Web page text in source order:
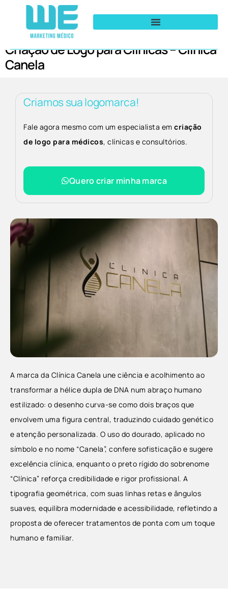
Criação de Logo para Clínicas – Clínica
Canela
A marca da Clínica Canela une ciência e acolhimento ao
transformar a hélice dupla de DNA num abraço humano
estilizado: o desenho curva-se como dois braços que
envolvem uma figura central, traduzindo cuidado genético
e atenção personalizada. O uso do dourado, aplicado no
símbolo e no nome “Canela”, confere sofisticação e sugere
excelência clínica, enquanto o preto rígido do sobrenome
“Clínica” reforça credibilidade e rigor profissional. A
tipografia geométrica, com suas linhas retas e ângulos
suaves, equilibra modernidade e acessibilidade, refletindo a
proposta de oferecer tratamentos de ponta com um toque
humano e familiar.
Criamos sua logomarca!
Fale agora mesmo com um especialista em criação
de logo para médicos, clínicas e consultórios.
Quero criar minha marca